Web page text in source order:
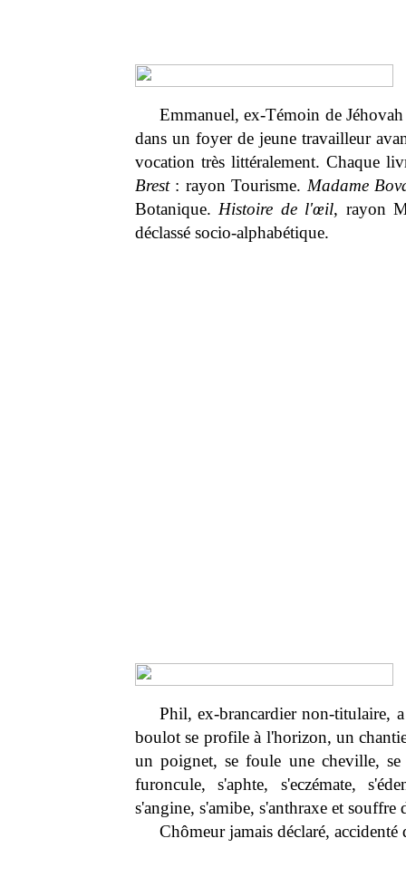
Emmanuel, ex-Témoin de
dans un foyer de jeune travailleur
vocation très littéralement. Chaque
Brest: rayon Tourisme. Madame
Botanique. Histoire de l'œil, rayon
déclassé socio-alphabétique.
Phil, ex-brancardier non-titulaire,
boulot se profile à l'horizon, un
un poignet, se foule une cheville, se
furoncule, s'aphte, s'eczémate,
s'angine, s'amibe, s'anthraxe et souffre
Chômeur jamais déclaré, accidenté